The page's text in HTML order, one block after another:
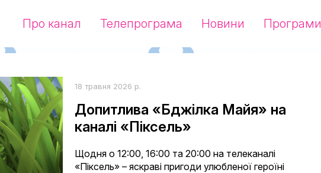
Про канал Телепрограма Новини Програми
18 травня 2026 р.
Допитлива «Бджілка Майя» на
каналі «Піксель»
Щодня о 12:00, 16:00 та 20:00 на телеканалі
«Піксель» – яскраві пригоди улюбленої героїні